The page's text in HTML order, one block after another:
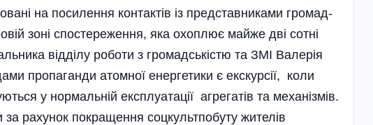
на посилення контактів із представниками громад­
зоні спостереження, яка охоплює майже дві сотні
відділу роботи з громадськістю та ЗМІ Валерія
пропаганди атомної енергетики є екскурсії, коли
у нормальній експлуатації агрегатів та механізмів.
рахунок покращення соцкультпобуту жителів